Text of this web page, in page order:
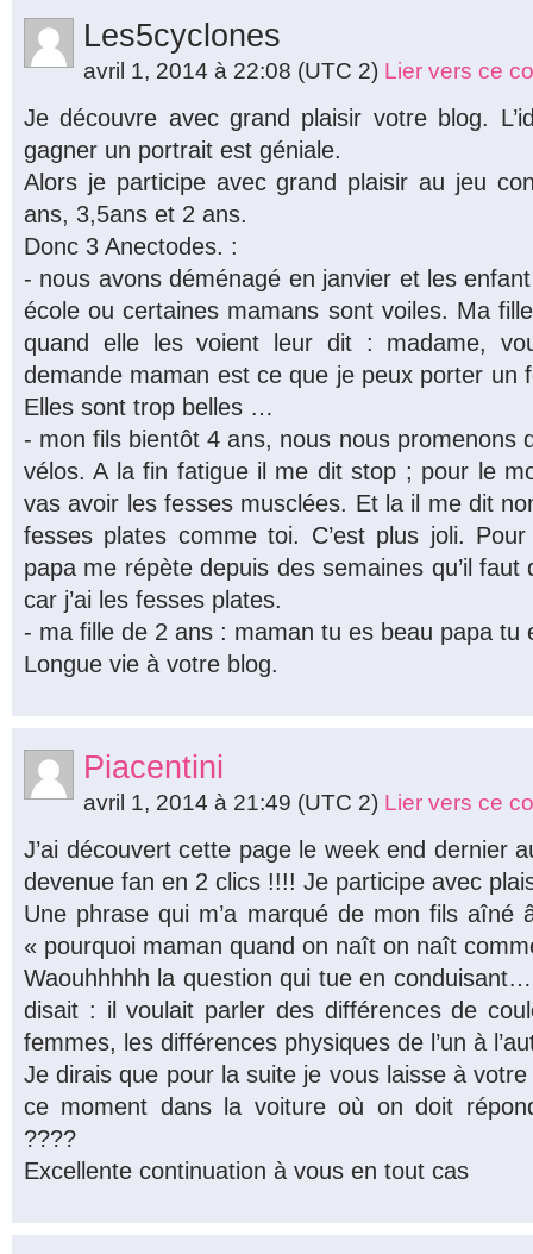
Les5cyclones
avril 1, 2014 à 22:08 (UTC 2) Lier vers ce
Je découvre avec grand plaisir votre blog.
gagner un portrait est géniale.
Alors je participe avec grand plaisir au jeu
ans, 3,5ans et 2 ans.
Donc 3 Anectodes. :
- nous avons déménagé en janvier et les
école ou certaines mamans sont voiles. Ma
quand elle les voient leur dit : madame,
demande maman est ce que je peux porter un
Elles sont trop belles …
- mon fils bientôt 4 ans, nous nous promenons
vélos. A la fin fatigue il me dit stop ; pour le
vas avoir les fesses musclées. Et la il me dit
fesses plates comme toi. C’est plus joli.
papa me répète depuis des semaines qu’il
car j’ai les fesses plates.
- ma fille de 2 ans : maman tu es beau papa tu
Longue vie à votre blog.
Piacentini
avril 1, 2014 à 21:49 (UTC 2) Lier vers ce
J’ai découvert cette page le week end dernier
devenue fan en 2 clics !!!! Je participe avec
Une phrase qui m’a marqué de mon fils aîné
« pourquoi maman quand on naît on naît
Waouhhhhh la question qui tue en conduisant…
disait : il voulait parler des différences de
femmes, les différences physiques de l’un à
Je dirais que pour la suite je vous laisse à
ce moment dans la voiture où on doit
????
Excellente continuation à vous en tout cas